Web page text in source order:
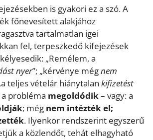
is gyakori ez a szó. A
főnevesített alakjához
tartalmatlan igei
fel, terpeszkedő kifejezések
„Remélem, a
nyer”; „kérvénye mégnem
teljes vételár hiánytalan kifizetést
a probléma megoldódik– vagy: a
; még nem intézték el;
. Ilyenkor rendszerint egyszerű
a közlendőt, tehát elhagyható